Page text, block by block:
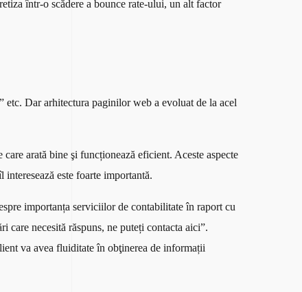
într-o scădere a bounce rate-ului, un alt factor
etc. Dar arhitectura paginilor web a evoluat de la acel
arată bine şi funcționează eficient. Aceste aspecte
este foarte importantă.
importanța serviciilor de contabilitate în raport cu
necesită răspuns, ne puteți contacta aici”.
va avea fluiditate în obţinerea de informații